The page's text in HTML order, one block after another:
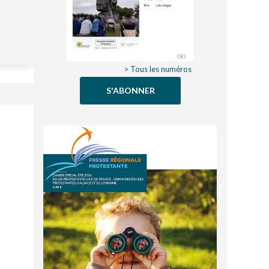
> Tous les numéros
S'ABONNER